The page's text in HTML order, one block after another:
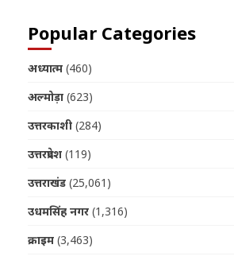
Popular Categories
अध्यात्म(460)
अल्मोड़ा(623)
उत्तरकाशी(284)
उत्तरप्रदेश(119)
उत्तराखंड(25,061)
उधमसिंह नगर(1,316)
क्राइम(3,463)